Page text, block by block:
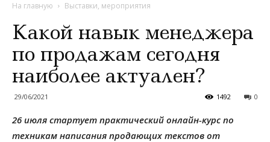
На главную Выставки, мероприятия
Какой навык менеджера
по продажам сегодня
наиболее актуален?
29/06/2021 0
1492
26 июля стартует практический онлайн-курс по
техникам написания продающих текстов от